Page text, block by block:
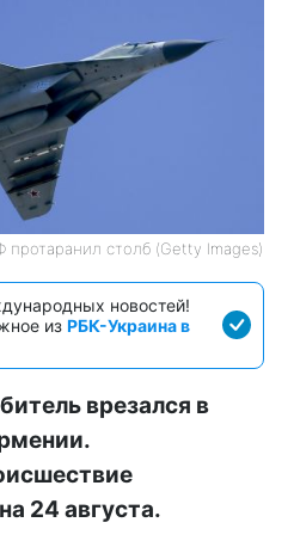
столб (Getty Images)
новостей!
из РБК-Украина в
врезался в
24 августа.